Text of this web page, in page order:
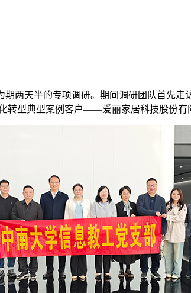
两天半的专项调研。期间调研团队首先走
型典型案例客户——爱丽家居科技股份有